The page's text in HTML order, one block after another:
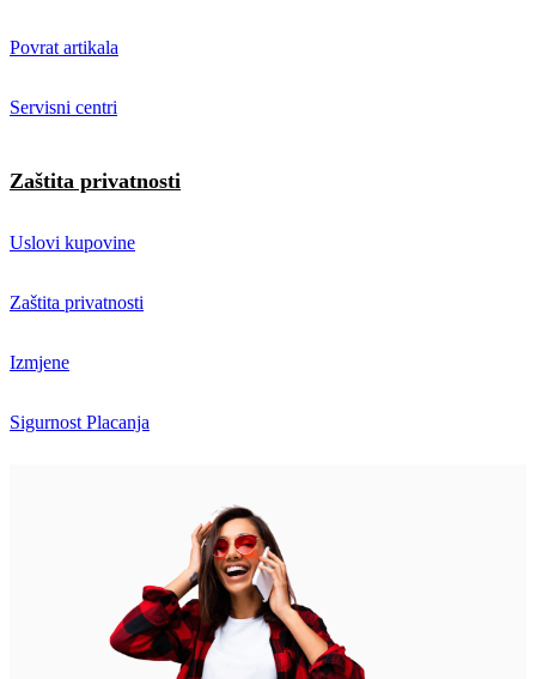
Povrat artikala
Servisni centri
Zaštita privatnosti
Uslovi kupovine
Zaštita privatnosti
Izmjene
Sigurnost Placanja